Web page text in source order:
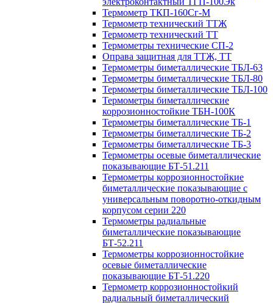
Термометр ТКП-160Сг-М
Термометр технический ТТЖ
Термометр технический ТТ
Термометры технические СП-2
Оправа защитная для ТТЖ, ТТ
Термометры биметаллические ТБЛ-63
Термометры биметаллические ТБЛ-80
Термометры биметаллические ТБЛ-100
Термометры биметаллические
коррозионностойкие ТБН-100К
Термометры биметаллические ТБ-1
Термометры биметаллические ТБ-2
Термометры биметаллические ТБ-3
Термометры осевые биметаллические
показывающие БТ-51.211
Термометры коррозионностойкие
биметаллические показывающие с
универсальным поворотно-откидным
корпусом серии 220
Термометры радиальные
биметаллические показывающие
БТ-52.211
Термометры коррозионностойкие
осевые биметаллические
показывающие БТ-51.220
Термометр коррозионностойкий
радиальный биметаллический